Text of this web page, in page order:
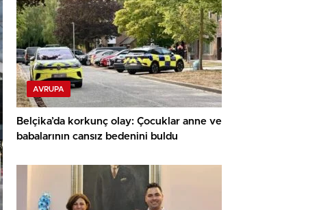
AVRUPA
Belçika’da korkunç olay: Çocuklar anne ve
babalarının cansız bedenini buldu